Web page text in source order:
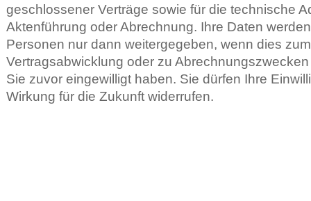
geschlossener Verträge sowie für die technische
Aktenführung oder Abrechnung. Ihre Daten
Personen nur dann weitergegeben, wenn dies
Vertragsabwicklung oder zu
Sie zuvor eingewilligt haben. Sie dürfen Ihre
Wirkung für die Zukunft widerrufen.